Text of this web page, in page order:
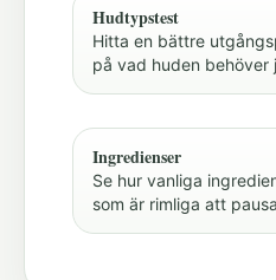
Hudtypstest
Hitta en bättre
på vad huden behöver
Ingredienser
Se hur vanliga
som är rimliga att